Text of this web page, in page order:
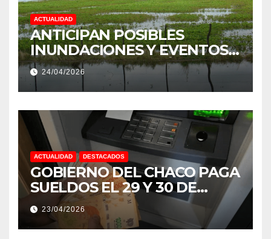
ACTUALIDAD
ANTICIPAN POSIBLES
INUNDACIONES Y EVENTOS
EXTREMOS: “PODRÍA SER UN
NIÑO MUY IMPORTANTE”
24/04/2026
ACTUALIDAD DESTACADOS
GOBIERNO DEL CHACO PAGA
SUELDOS EL 29 Y 30 DE
ABRIL, CON EL 2% DE
AUMENTO
23/04/2026